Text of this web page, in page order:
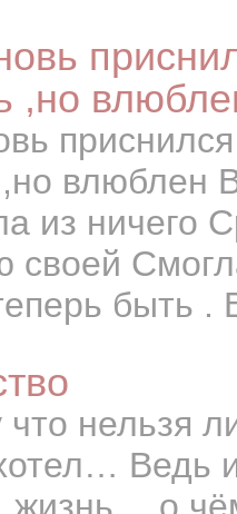
,но
влюблен
из ничего
своей
быть .
нельзя
Ведь
жизнь… о